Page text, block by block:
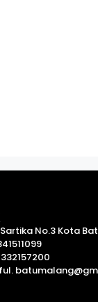
No.3 Kota